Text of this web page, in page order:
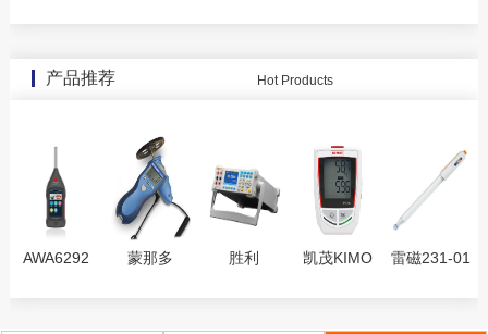
产品推荐 Hot Products
AWA6292
蒙那多
胜利
凯茂KIMO
雷磁231-01